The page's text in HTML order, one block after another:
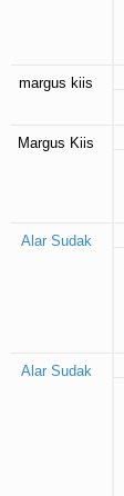
margus kiis
Margus Kiis
Alar Sudak
Alar Sudak